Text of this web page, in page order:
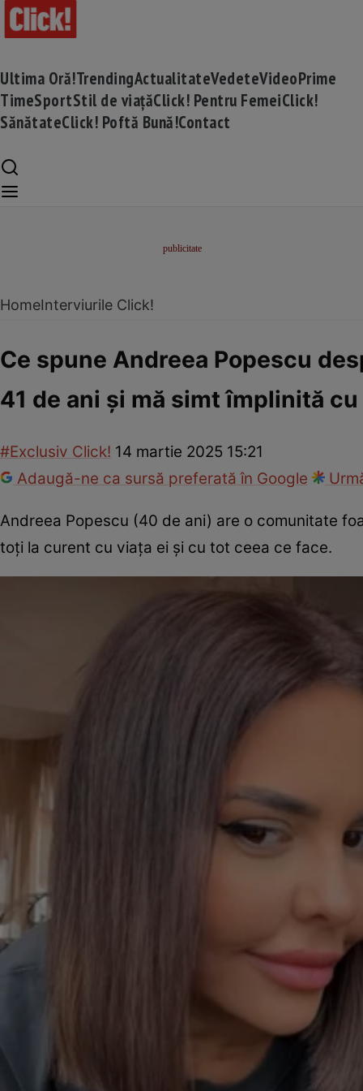
Ultima Oră!TrendingActualitateVedeteVideoPrime
TimeSportStil de viațăClick! Pentru FemeiClick!
SănătateClick! Poftă Bună!Contact
HomeInterviurile Click!
Ce spune Andreea Popescu
41 de ani și mă simt împlinită cu
#Exclusiv Click! 14 martie 2025 15:21
Adaugă-ne ca sursă preferată în Google
Andreea Popescu (40 de ani) are o comunitate
toți la curent cu viața ei și cu tot ceea ce face.